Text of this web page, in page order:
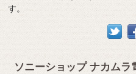
す。
ソニーショップ ナカムラ